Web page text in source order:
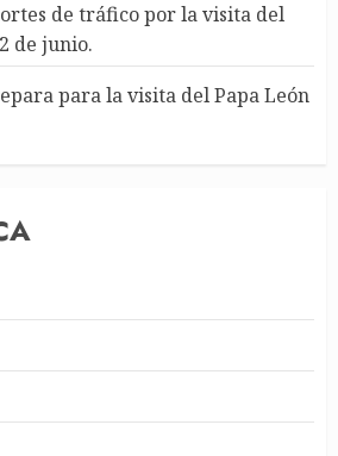
de tráfico por la visita del
de junio.
para la visita del Papa León